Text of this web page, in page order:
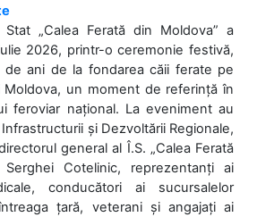
„Calea Ferată din Moldova” a
2026, printr-o ceremonie festivă,
de ani de la fondarea căii ferate pe
Moldova, un moment de referință în
feroviar național. La eveniment au
și Dezvoltării Regionale,
general al Î.S. „Calea Ferată
Cotelinic, reprezentanți ai
conducători ai sucursalelor
țară, veterani și angajați ai